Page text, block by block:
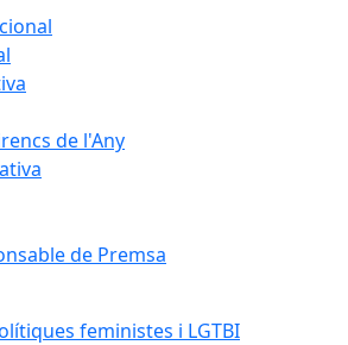
de l'Any
de Premsa
feministes i LGTBI